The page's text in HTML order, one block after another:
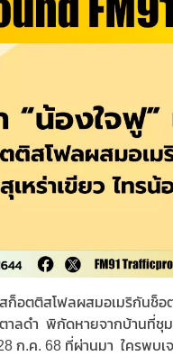
ก็อตติสโฟลผสมอเมริกันช็
าลดำ พิกัดหายจากบ้านที่ชุม
ก.ค. 68 ที่ผ่านมา ใครพบเ